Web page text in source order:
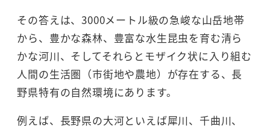
その答えは、3000メートル級の急峻な山岳地帯
から、豊かな森林、豊富な水生昆虫を育む清ら
かな河川、そしてそれらとモザイク状に入り組む
人間の生活圏（市街地や農地）が存在する、長
野県特有の自然環境にあります。
例えば、長野県の大河といえば犀川、千曲川、